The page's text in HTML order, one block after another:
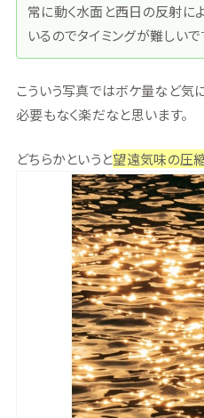
常に動く水面と西日の反射に
いるのでタイミングが難しい
こういう写真ではボケ量など気
必要もなく楽だなと思います。
どちらかというと望遠気味の圧